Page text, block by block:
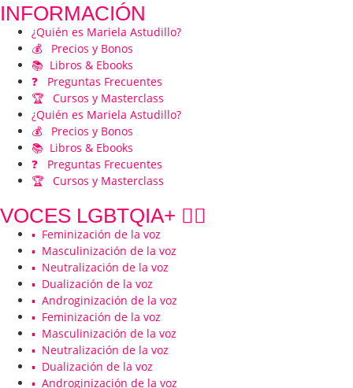
INFORMACIÓN
¿Quién es Mariela Astudillo?
💰 Precios y Bonos
📚 Libros & Ebooks
❓ Preguntas Frecuentes
🏆 Cursos y Masterclass
¿Quién es Mariela Astudillo?
💰 Precios y Bonos
📚 Libros & Ebooks
❓ Preguntas Frecuentes
🏆 Cursos y Masterclass
VOCES LGBTQIA+ 🏳️‍🌈
▪️ Feminización de la voz
▪️ Masculinización de la voz
▪️ Neutralización de la voz
▪️ Dualización de la voz
▪️ Androginización de la voz
▪️ Feminización de la voz
▪️ Masculinización de la voz
▪️ Neutralización de la voz
▪️ Dualización de la voz
▪️ Androginización de la voz